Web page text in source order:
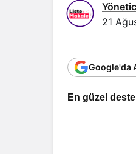
21
Google'da
En güzel